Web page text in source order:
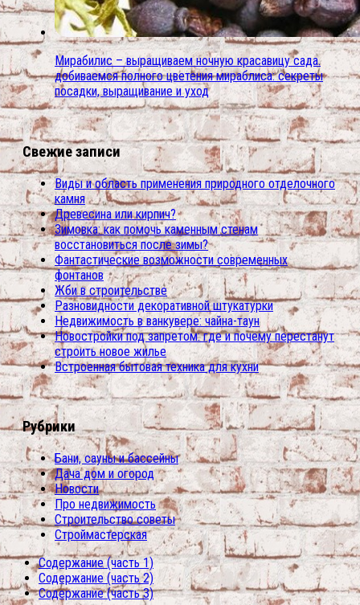
Мирабилис – выращиваем ночную красавицу сада.
добиваемся полного цветения мираблиса: секреты
посадки, выращивание и уход
Свежие записи
Виды и область применения природного отделочного
камня
Древесина или кирпич?
Зимовка: как помочь каменным стенам
восстановиться после зимы?
Фантастические возможности современных
фонтанов
Жби в строительстве
Разновидности декоративной штукатурки
Недвижимость в ванкувере: чайна-таун
Новостройки под запретом: где и почему перестанут
строить новое жилье
Встроенная бытовая техника для кухни
Рубрики
Бани, сауны и бассейны
Дача дом и огород
Новости
Про недвижимость
Строительство советы
Строймастерская
Содержание (часть 1)
Содержание (часть 2)
Содержание (часть 3)